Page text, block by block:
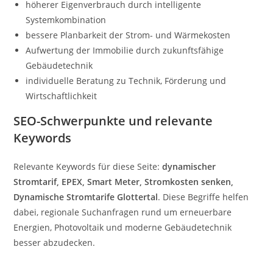
höherer Eigenverbrauch durch intelligente
Systemkombination
bessere Planbarkeit der Strom- und Wärmekosten
Aufwertung der Immobilie durch zukunftsfähige
Gebäudetechnik
individuelle Beratung zu Technik, Förderung und
Wirtschaftlichkeit
SEO-Schwerpunkte und relevante
Keywords
Relevante Keywords für diese Seite:dynamischer
Stromtarif, EPEX, Smart Meter, Stromkosten senken,
Dynamische Stromtarife Glottertal. Diese Begriffe helfen
dabei, regionale Suchanfragen rund um erneuerbare
Energien, Photovoltaik und moderne Gebäudetechnik
besser abzudecken.